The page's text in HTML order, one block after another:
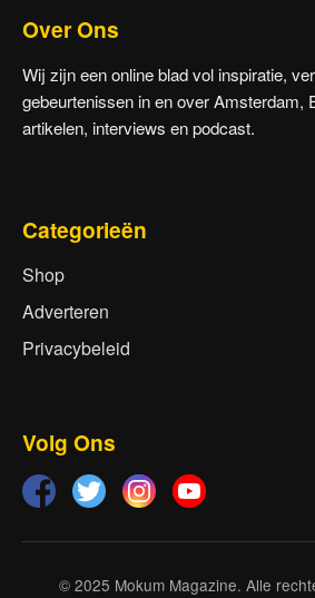
Over Ons
Wij zijn een online blad vol inspiratie,
gebeurtenissen in en over Amsterdam,
artikelen, interviews en podcast.
Categorieën
Shop
Adverteren
Privacybeleid
Volg Ons
© 2025 Mokum Magazine. Alle